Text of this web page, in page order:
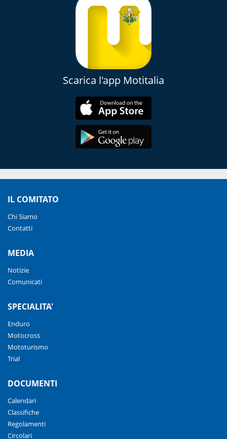
Scarica l'app Motitalia
IL COMITATO
Chi Siamo
Contatti
MEDIA
Notizie
Comunicati
SPECIALITA'
Enduro
Motocross
Mototurismo
Trial
DOCUMENTI
Calendari
Classifiche
Regolamenti
Circolari